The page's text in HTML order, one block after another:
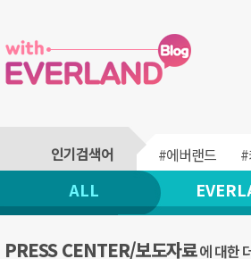
#에버랜드
ALL
PRESS CENTER/보도자료에 대한